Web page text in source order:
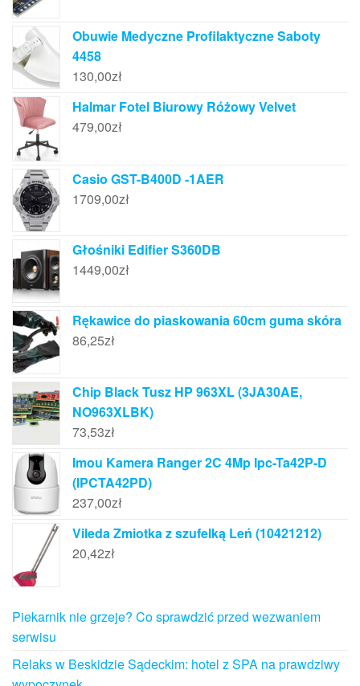
Obuwie Medyczne Profilaktyczne Saboty
4458
130,00zł
Halmar Fotel Biurowy Różowy Velvet
479,00zł
Casio GST-B400D -1AER
1709,00zł
Głośniki Edifier S360DB
1449,00zł
Rękawice do piaskowania 60cm guma skóra
86,25zł
Chip Black Tusz HP 963XL (3JA30AE,
NO963XLBK)
73,53zł
Imou Kamera Ranger 2C 4Mp Ipc-Ta42P-D
(IPCTA42PD)
237,00zł
Vileda Zmiotka z szufelką Leń (10421212)
20,42zł
Piekarnik nie grzeje? Co sprawdzić przed wezwaniem
serwisu
Relaks w Beskidzie Sądeckim: hotel z SPA na prawdziwy